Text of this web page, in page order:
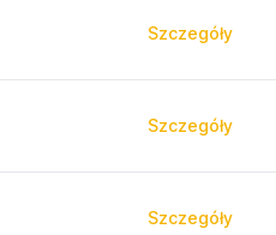
Szczegóły
Szczegóły
Szczegóły